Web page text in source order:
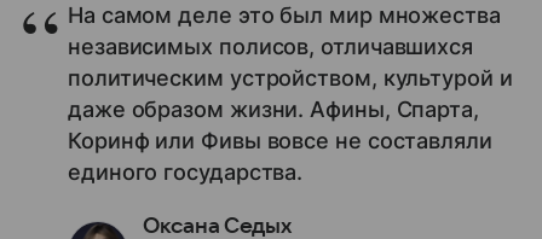
На самом деле это был мир множества
независимых полисов, отличавшихся
политическим устройством, культурой и
даже образом жизни. Афины, Спарта,
Коринф или Фивы вовсе не составляли
единого государства.
Оксана Седых